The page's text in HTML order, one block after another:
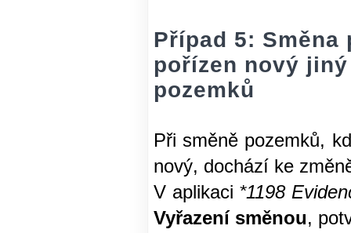
Případ 5: Směna
pořízen nový
pozemků
Při směně pozemků,
nový, dochází ke
V aplikaci *1198
Vyřazení směnou,